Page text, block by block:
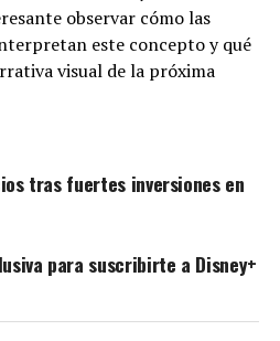
observar cómo las
este concepto y qué
visual de la próxima
tras fuertes inversiones en
para suscribirte a Disney+